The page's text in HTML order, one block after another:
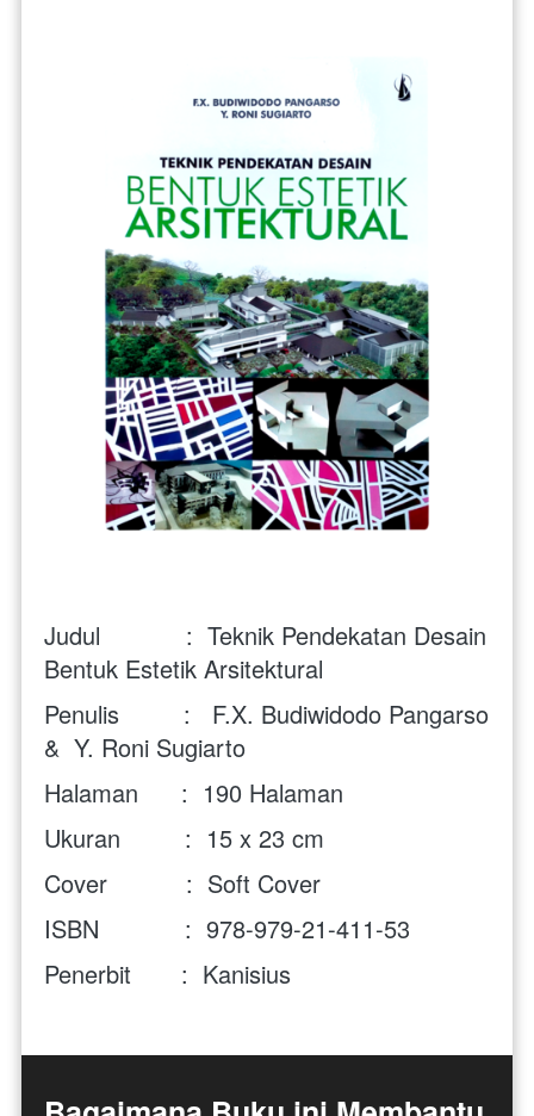
Judul            :  Teknik Pendekatan Desain
Bentuk Estetik Arsitektural
Penulis         :   F.X. Budiwidodo Pangarso
&  Y. Roni Sugiarto
Halaman      :  190 Halaman
Ukuran         :  15 x 23 cm
Cover           :  Soft Cover
ISBN            :  978-979-21-411-53
Penerbit       :  Kanisius